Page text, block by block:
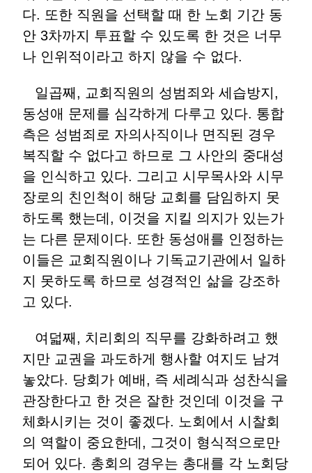
다. 또한 직원을 선택할 때 한 노회 기간 동
안 3차까지 투표할 수 있도록 한 것은 너무
나 인위적이라고 하지 않을 수 없다.
일곱째, 교회직원의 성범죄와 세습방지,
동성애 문제를 심각하게 다루고 있다. 통합
측은 성범죄로 자의사직이나 면직된 경우
복직할 수 없다고 하므로 그 사안의 중대성
을 인식하고 있다. 그리고 시무목사와 시무
장로의 친인척이 해당 교회를 담임하지 못
하도록 했는데, 이것을 지킬 의지가 있는가
는 다른 문제이다. 또한 동성애를 인정하는
이들은 교회직원이나 기독교기관에서 일하
지 못하도록 하므로 성경적인 삶을 강조하
고 있다.
여덟째, 치리회의 직무를 강화하려고 했
지만 교권을 과도하게 행사할 여지도 남겨
놓았다. 당회가 예배, 즉 세례식과 성찬식을
관장한다고 한 것은 잘한 것인데 이것을 구
체화시키는 것이 좋겠다. 노회에서 시찰회
의 역할이 중요한데, 그것이 형식적으로만
되어 있다. 총회의 경우는 총대를 각 노회당